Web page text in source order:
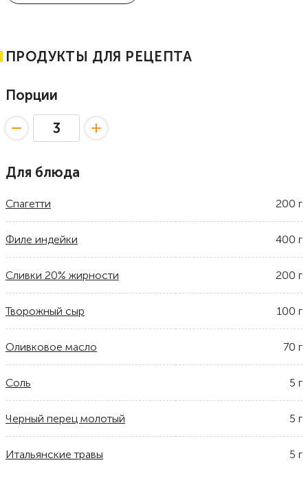
ПРОДУКТЫ ДЛЯ РЕЦЕПТА
Порции
Для блюда
Спагетти 200 г
Филе индейки 400 г
Сливки 20% жирности 200 г
Творожный сыр 100 г
Оливковое масло 70 г
Соль 5 г
Черный перец молотый 5 г
Итальянские травы 5 г